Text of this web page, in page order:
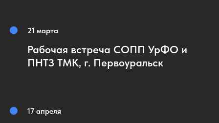
21 марта
Рабочая встреча СОПП УрФО и
ПНТЗ ТМК, г. Первоуральск
17 апреля